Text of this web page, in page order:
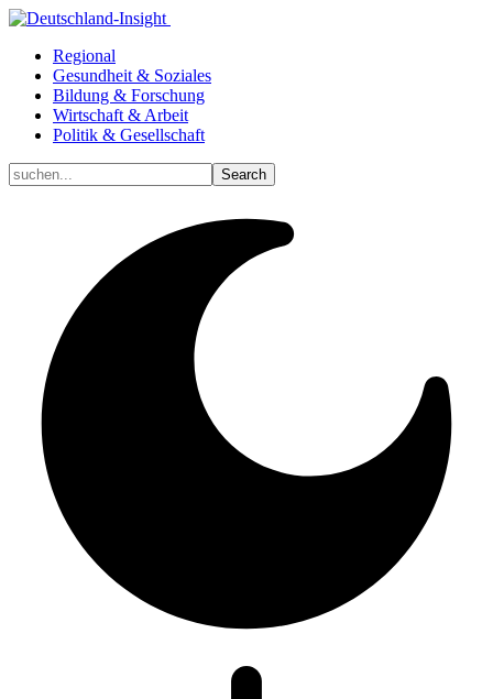
Regional
Gesundheit & Soziales
Bildung & Forschung
Wirtschaft & Arbeit
Politik & Gesellschaft